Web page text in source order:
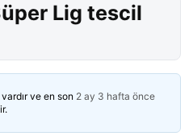
Lig tescil
ve en son 2 ay 3 hafta önce